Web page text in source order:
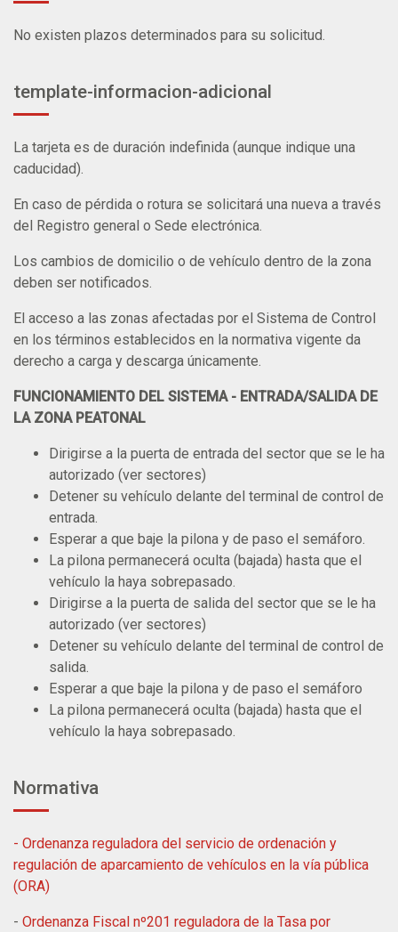
No existen plazos determinados para su solicitud.
template-informacion-adicional
La tarjeta es de duración indefinida (aunque indique una
caducidad).
En caso de pérdida o rotura se solicitará una nueva a través
del Registro general o Sede electrónica.
Los cambios de domicilio o de vehículo dentro de la zona
deben ser notificados.
El acceso a las zonas afectadas por el Sistema de Control
en los términos establecidos en la normativa vigente da
derecho a carga y descarga únicamente.
FUNCIONAMIENTO DEL SISTEMA - ENTRADA/SALIDA DE
LA ZONA PEATONAL
Dirigirse a la puerta de entrada del sector que se le ha
autorizado (ver sectores)
Detener su vehículo delante del terminal de control de
entrada.
Esperar a que baje la pilona y de paso el semáforo.
La pilona permanecerá oculta (bajada) hasta que el
vehículo la haya sobrepasado.
Dirigirse a la puerta de salida del sector que se le ha
autorizado (ver sectores)
Detener su vehículo delante del terminal de control de
salida.
Esperar a que baje la pilona y de paso el semáforo
La pilona permanecerá oculta (bajada) hasta que el
vehículo la haya sobrepasado.
Normativa
- Ordenanza reguladora del servicio de ordenación y
regulación de aparcamiento de vehículos en la vía pública
(ORA)
- Ordenanza Fiscal nº201 reguladora de la Tasa por